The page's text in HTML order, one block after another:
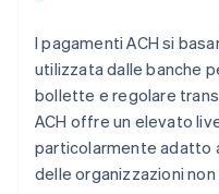
I pagamenti ACH si
utilizzata dalle banche
bollette e regolare
ACH offre un elevato
particolarmente adatto
delle organizzazioni